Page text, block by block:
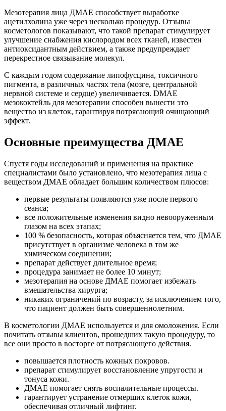
Мезотерапия лица ДМАЕ способствует выработке
ацетилхолина уже через несколько процедур. Отзывы
косметологов показывают, что такой препарат стимулирует
улучшение снабжения кислородом всех тканей, известен
антиоксидантным действием, а также предупреждает
перекрестное связывание молекул.
С каждым годом содержание липофусцина, токсичного
пигмента, в различных частях тела (мозге, центральной
нервной системе и сердце) увеличивается. DMAE
мезококтейль для мезотерапии способен вынести это
вещество из клеток, гарантируя потрясающий очищающий
эффект.
Основные преимущества ДМАЕ
Спустя годы исследований и применения на практике
специалистами было установлено, что мезотерапия лица с
веществом ДМАЕ обладает большим количеством плюсов:
первые результаты появляются уже после первого
сеанса;
все положительные изменения видно невооруженным
глазом на всех этапах;
100 % безопасность, которая объясняется тем, что ДМАЕ
присутствует в организме человека в том же
химическом соединении;
препарат действует длительное время;
процедура занимает не более 10 минут;
мезотерапия на основе ДМАЕ помогает избежать
вмешательства хирурга;
никаких ограничений по возрасту, за исключением того,
что пациент должен быть совершеннолетним.
В косметологии ДМАЕ используется и для омоложения. Если
почитать отзывы клиентов, прошедших такую процедуру, то
все они просто в восторге от потрясающего действия.
повышается плотность кожных покровов.
препарат стимулирует восстановление упругости и
тонуса кожи.
ДМАЕ помогает снять воспалительные процессы.
гарантирует устранение отмерших клеток кожи,
обеспечивая отличный лифтинг.